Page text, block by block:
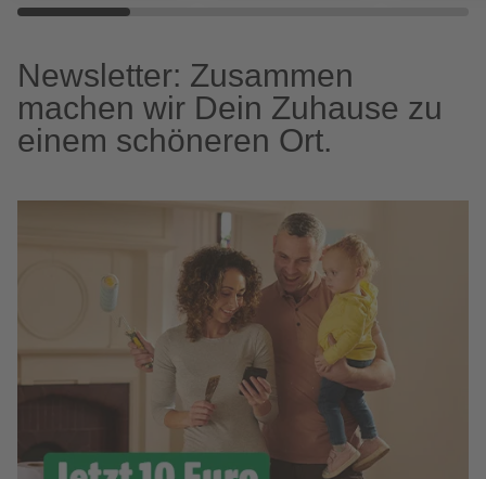
Newsletter: Zusammen
machen wir Dein Zuhause zu
einem schöneren Ort.